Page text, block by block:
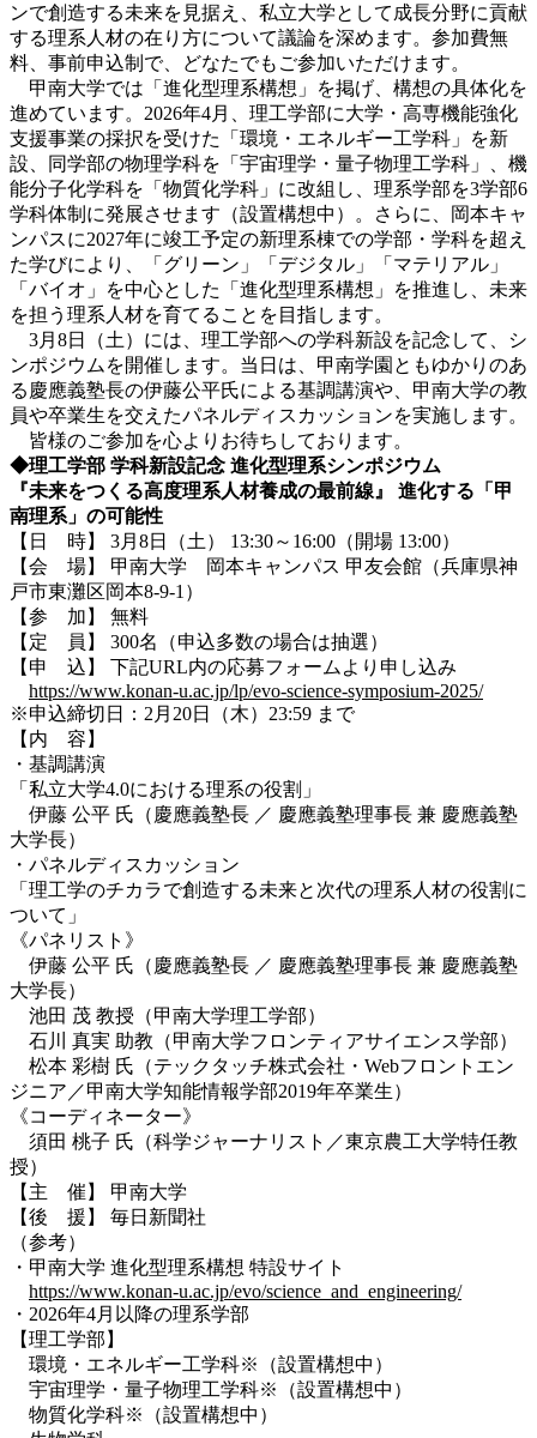
ンで創造する未来を見据え、私立大学として成長分野に貢献
する理系人材の在り方について議論を深めます。参加費無
料、事前申込制で、どなたでもご参加いただけます。
甲南大学では「進化型理系構想」を掲げ、構想の具体化を
進めています。2026年4月、理工学部に大学・高専機能強化
支援事業の採択を受けた「環境・エネルギー工学科」を新
設、同学部の物理学科を「宇宙理学・量子物理工学科」、機
能分子化学科を「物質化学科」に改組し、理系学部を3学部6
学科体制に発展させます（設置構想中）。さらに、岡本キャ
ンパスに2027年に竣工予定の新理系棟での学部・学科を超え
た学びにより、「グリーン」「デジタル」「マテリアル」
「バイオ」を中心とした「進化型理系構想」を推進し、未来
を担う理系人材を育てることを目指します。
3月8日（土）には、理工学部への学科新設を記念して、シ
ンポジウムを開催します。当日は、甲南学園ともゆかりのあ
る慶應義塾長の伊藤公平氏による基調講演や、甲南大学の教
員や卒業生を交えたパネルディスカッションを実施します。
皆様のご参加を心よりお待ちしております。
◆理工学部 学科新設記念 進化型理系シンポジウム
『未来をつくる高度理系人材養成の最前線』
進化する「甲
南理系」の可能性
【日 時】 3月8日（土） 13:30～16:00（開場 13:00）
【会 場】 甲南大学 岡本キャンパス 甲友会館（兵庫県神
戸市東灘区岡本8-9-1）
【参 加】 無料
【定 員】 300名（申込多数の場合は抽選）
【申 込】 下記URL内の応募フォームより申し込み
https://www.konan-u.ac.jp/lp/evo-science-symposium-2025/
※申込締切日：2月20日（木）23:59 まで
【内 容】
・基調講演
「私立大学4.0における理系の役割」
伊藤 公平 氏（慶應義塾長 ／ 慶應義塾理事長 兼 慶應義塾
大学長）
・パネルディスカッション
「理工学のチカラで創造する未来と次代の理系人材の役割に
ついて」
《パネリスト》
伊藤 公平 氏（慶應義塾長 ／ 慶應義塾理事長 兼 慶應義塾
大学長）
池田 茂 教授（甲南大学理工学部）
石川 真実 助教（甲南大学フロンティアサイエンス学部）
松本 彩樹 氏（テックタッチ株式会社・Webフロントエン
ジニア／甲南大学知能情報学部2019年卒業生）
《コーディネーター》
須田 桃子 氏（科学ジャーナリスト／東京農工大学特任教
授）
【主 催】 甲南大学
【後 援】 毎日新聞社
（参考）
・甲南大学 進化型理系構想 特設サイト
https://www.konan-u.ac.jp/evo/science_and_engineering/
・2026年4月以降の理系学部
【理工学部】
環境・エネルギー工学科※（設置構想中）
宇宙理学・量子物理工学科※（設置構想中）
物質化学科※（設置構想中）